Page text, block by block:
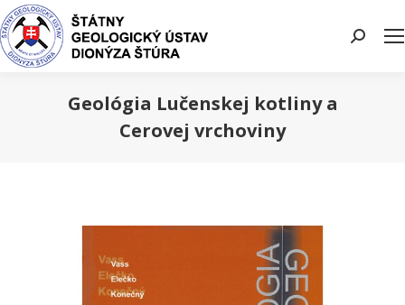
Search:
Geológia Lučenskej kotliny a
Cerovej vrchoviny